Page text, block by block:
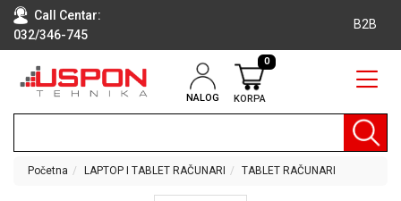
Call Centar:
032/346-745
B2B
NALOG KORPA
0
RAČUNARI
TEHNIKA
Početna LAPTOP I TABLET RAČUNARI TABLET RAČUNARI